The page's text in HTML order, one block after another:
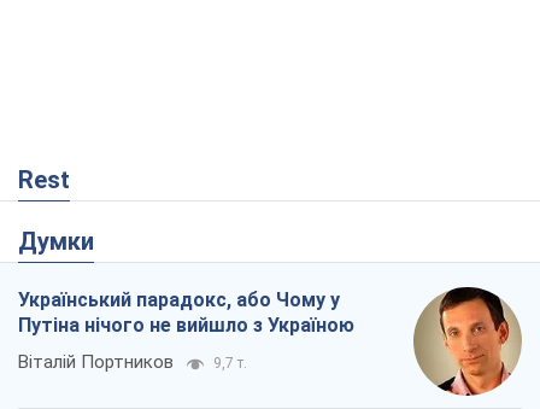
Rest
Думки
Український парадокс, або Чому у
Путіна нічого не вийшло з Україною
Віталій Портников 9,7 т.